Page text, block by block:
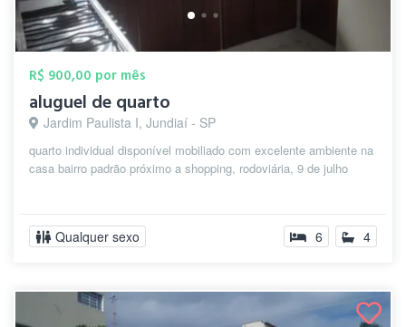
R$ 900,00 por mês
aluguel de quarto
Jardim Paulista I, Jundiaí - SP
quarto individual disponível mobiliado com excelente ambiente na
casa bairro padrão próximo a shopping, rodoviária, 9 de julho
Qualquer sexo 6 4